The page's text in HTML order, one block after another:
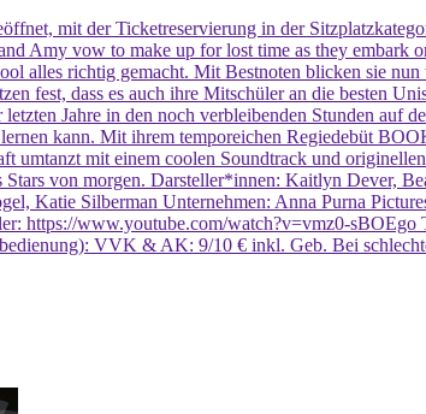
mit der Ticketreservierung in der
Amy vow to make up for lost time as they
alles richtig gemacht. Mit Bestnoten blicken sie
fest, dass es auch ihre Mitschüler an die besten
Jahre in den noch verbleibenden Stunden
kann. Mit ihrem temporeichen Regiedebüt
umtanzt mit einem coolen Soundtrack und
von morgen. Darsteller*innen: Kaitlyn Dever,
Katie Silberman Unternehmen: Anna Purna
www.youtube.com/watch?v=vmz0-
VVK & AK: 9/10 € inkl. Geb. Bei